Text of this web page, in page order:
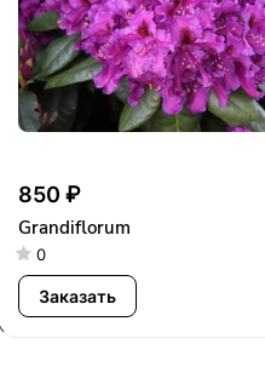
850 ₽
Grandiflorum
0
Заказать